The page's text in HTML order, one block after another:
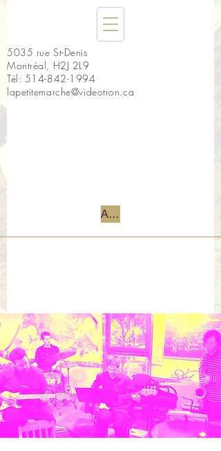
5035 rue St-Denis
Montréal, H2J 2L9
Tél: 514-842-1994
lapetitemarche@videotron.ca
Accueil